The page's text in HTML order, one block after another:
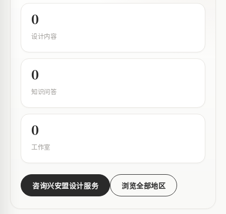
0
设计内容
0
知识问答
0
工作室
咨询兴安盟设计服务 浏览全部地区